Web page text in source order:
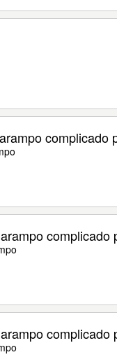
complicado
complicado
complicado